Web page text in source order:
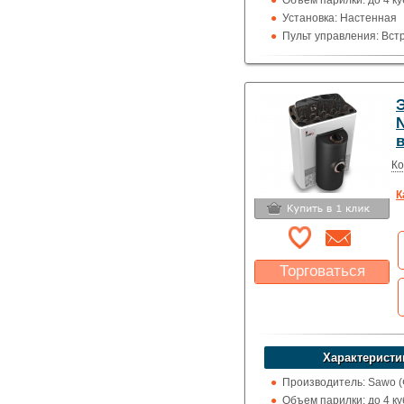
Установка: Настенная
Пульт управления:
Использование: Для
Торговаться
Указать цену
Производитель: Sawo
Объем парилки: до 4